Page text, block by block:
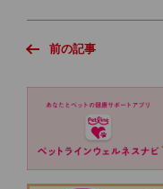
前の記事